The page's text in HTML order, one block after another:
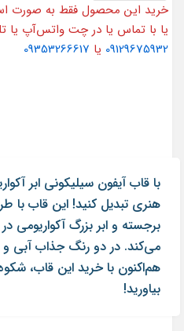
خرید این محصول فقط به صورت
یا با تماس یا در چت واتس‌آپ یا
09129675932 یا 09353266617
با قاب آیفون سیلیکونی ابر
هنری تبدیل کنید! این قاب با
برجسته و ابر بزرگ آکواریومی
می‌کند. در دو رنگ جذاب آبی
هم‌اکنون با خرید این قاب،
بیاورید!